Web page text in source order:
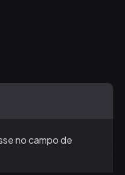
no campo de